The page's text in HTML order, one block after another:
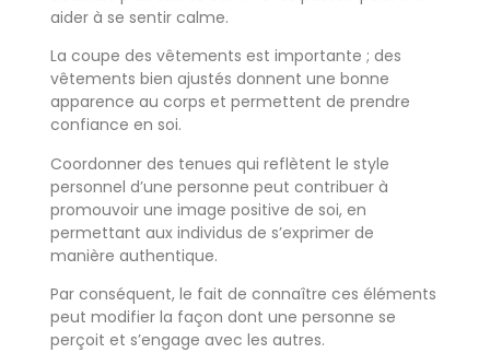
aider à se sentir calme.
La coupe des vêtements est importante ; des
vêtements bien ajustés donnent une bonne
apparence au corps et permettent de prendre
confiance en soi.
Coordonner des tenues qui reflètent le style
personnel d’une personne peut contribuer à
promouvoir une image positive de soi, en
permettant aux individus de s’exprimer de
manière authentique.
Par conséquent, le fait de connaître ces éléments
peut modifier la façon dont une personne se
perçoit et s’engage avec les autres.